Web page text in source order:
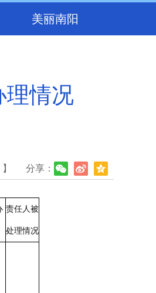
美丽南阳
理情况
分享：
】
责任人被
处理情况